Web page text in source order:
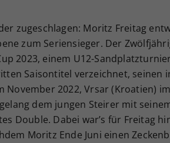
zugeschlagen: Moritz Freitag
zum Seriensieger. Der
2023, einem U12-
Saisontitel verzeichnet, seinen
November 2022, Vrsar (Kroatien)
dem jungen Steirer mit
Double. Dabei war’s für Freitag
Moritz Ende Juni einen